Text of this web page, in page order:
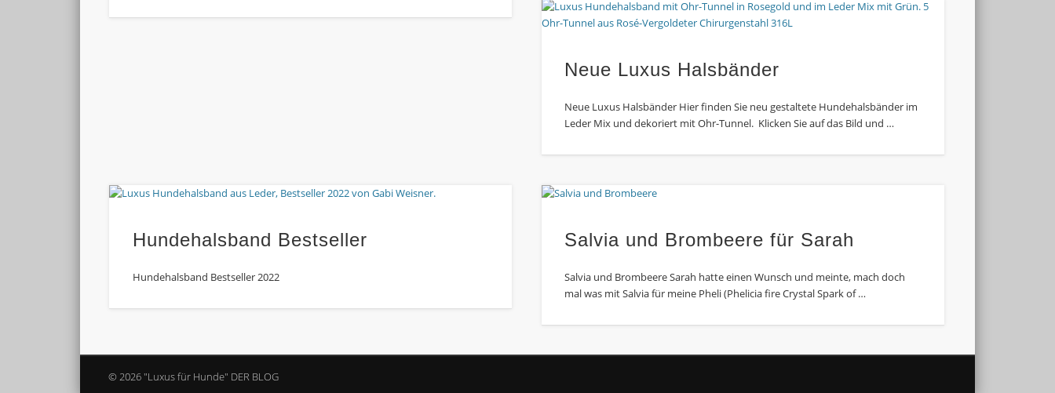
Neue Luxus Halsbänder
Neue Luxus Halsbänder Hier finden Sie neu gestaltete Hundehalsbänder im
Leder Mix und dekoriert mit Ohr-Tunnel. Klicken Sie auf das Bild und …
Hundehalsband Bestseller
Hundehalsband Bestseller 2022
Salvia und Brombeere für Sarah
Salvia und Brombeere Sarah hatte einen Wunsch und meinte, mach doch
mal was mit Salvia für meine Pheli (Phelicia fire Crystal Spark of …
© 2026 "Luxus für Hunde" DER BLOG